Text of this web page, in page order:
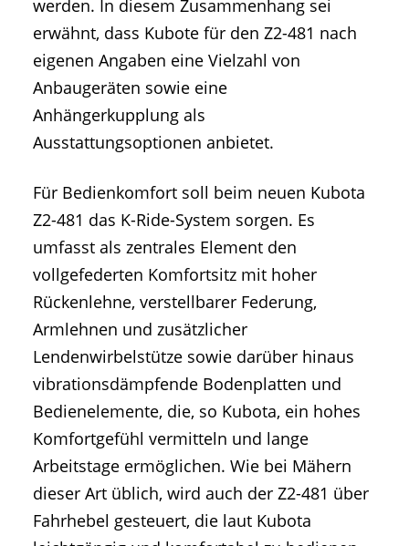
werden. In diesem Zusammenhang sei
erwähnt, dass Kubote für den Z2-481 nach
eigenen Angaben eine Vielzahl von
Anbaugeräten sowie eine
Anhängerkupplung als
Ausstattungsoptionen anbietet.
Für Bedienkomfort soll beim neuen Kubota
Z2-481 das K-Ride-System sorgen. Es
umfasst als zentrales Element den
vollgefederten Komfortsitz mit hoher
Rückenlehne, verstellbarer Federung,
Armlehnen und zusätzlicher
Lendenwirbelstütze sowie darüber hinaus
vibrationsdämpfende Bodenplatten und
Bedienelemente, die, so Kubota, ein hohes
Komfortgefühl vermitteln und lange
Arbeitstage ermöglichen. Wie bei Mähern
dieser Art üblich, wird auch der Z2-481 über
Fahrhebel gesteuert, die laut Kubota